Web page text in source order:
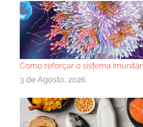
Como reforçar o sistema
3 de Agosto, 2026